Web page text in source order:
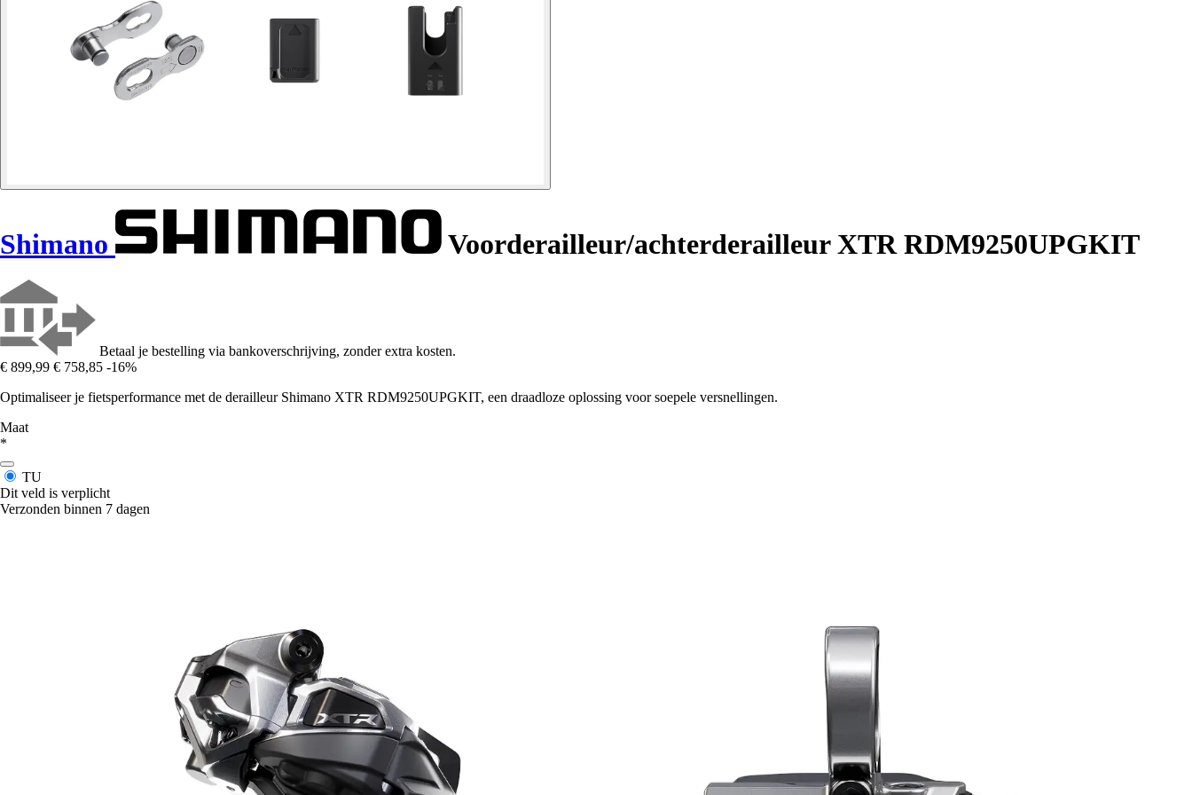
Shimano Voorderailleur/achterderailleur XTR RDM9250UPGKIT
Betaal je bestelling via bankoverschrijving, zonder extra kosten.
€ 899,99 € 758,85 -16%
Optimaliseer je fietsperformance met de derailleur Shimano XTR RDM9250UPGKIT, een draadloze oplossing voor soepele versnellingen.
Maat
*
TU
Dit veld is verplicht
Verzonden binnen 7 dagen